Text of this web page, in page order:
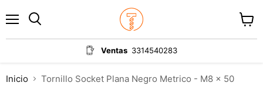
Ventas 3314540283
carrito
Inicio Tornillo Socket Plana Negro Metrico - M8 x 50